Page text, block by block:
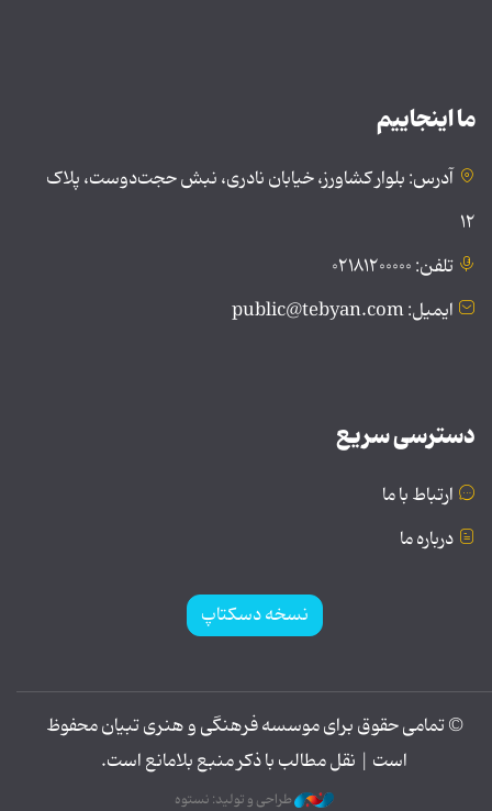
ما اینجاییم
آدرس: بلوار کشاورز، خیابان نادری، نبش حجت‌دوست، پلاک
۱۲
تلفن: ۰۲۱۸۱۲۰۰۰۰۰
ایمیل: public@tebyan.com
دسترسی سریع
ارتباط با ما
درباره ما
نسخه دسکتاپ
© تمامی حقوق برای موسسه فرهنگی و هنری تبیان محفوظ
است | نقل مطالب با ذکر منبع بلامانع است.
طراحی و تولید: نستوه